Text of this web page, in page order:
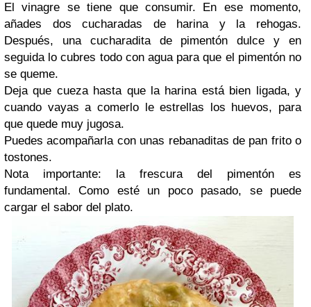
El vinagre se tiene que consumir. En ese momento,
añades dos cucharadas de harina y la rehogas.
Después, una cucharadita de pimentón dulce y en
seguida lo cubres todo con agua para que el pimentón no
se queme.
Deja que cueza hasta que la harina está bien ligada, y
cuando vayas a comerlo le estrellas los huevos, para
que quede muy jugosa.
Puedes acompañarla con unas rebanaditas de pan frito o
tostones.
Nota importante: la frescura del pimentón es
fundamental. Como esté un poco pasado, se puede
cargar el sabor del plato.